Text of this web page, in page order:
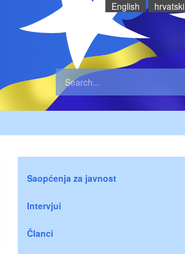
English hrvatski
Saopćenja za javnost
Intervjui
Članci